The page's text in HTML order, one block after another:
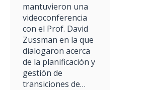
mantuvieron una
videoconferencia
con el Prof. David
Zussman en la que
dialogaron acerca
de la planificación y
gestión de
transiciones de…